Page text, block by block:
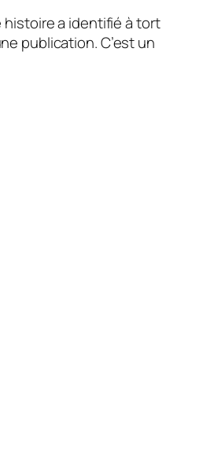
a identifié à tort
publication. C’est un